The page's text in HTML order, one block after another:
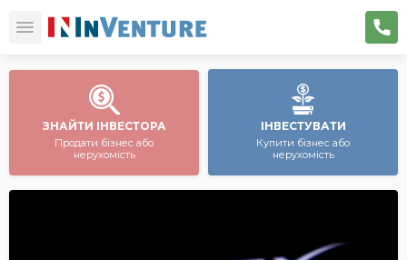
ЗНАЙТИ ІНВЕСТОРА
Продати бізнес або
нерухомість
ІНВЕСТУВАТИ
Купити бізнес або
нерухомість